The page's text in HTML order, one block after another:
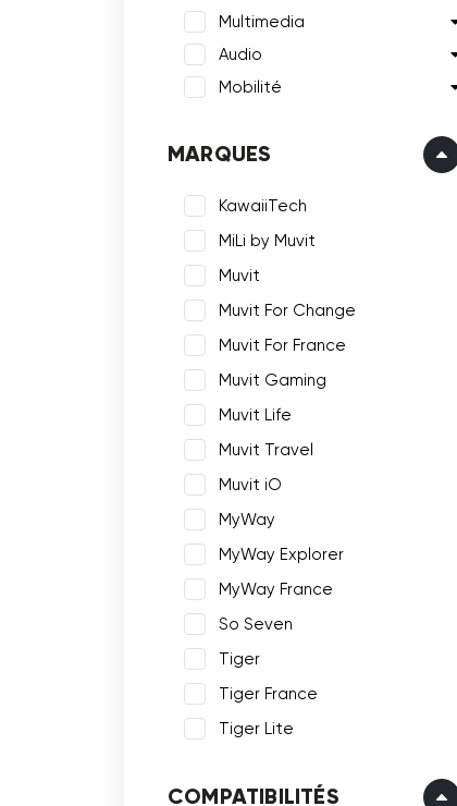
Multimedia
Audio
Mobilité
MARQUES
KawaiiTech
MiLi by Muvit
Muvit
Muvit For Change
Muvit For France
Muvit Gaming
Muvit Life
Muvit Travel
Muvit iO
MyWay
MyWay Explorer
MyWay France
So Seven
Tiger
Tiger France
Tiger Lite
COMPATIBILITÉS